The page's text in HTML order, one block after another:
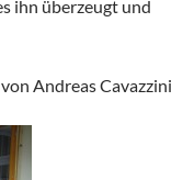
ihn überzeugt und
Andreas Cavazzini